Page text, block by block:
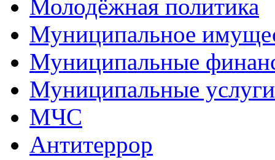
Молодёжная политика
Муниципальное
Муниципальные
Муниципальные услуги
МЧС
Антитеррор